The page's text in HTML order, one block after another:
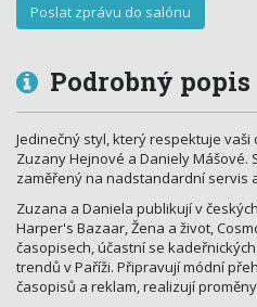
Podrobný popis
Jedinečný styl, který respektuje
Zuzany Hejnové a Daniely Mášové.
zaměřený na nadstandardní servis
Zuzana a Daniela publikují v
Harper's Bazaar, Žena a život,
časopisech, účastní se
trendů v Paříži. Připravují módní
časopisů a reklam, realizují